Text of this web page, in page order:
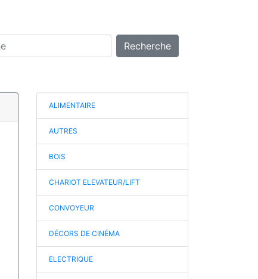
Recherche
ALIMENTAIRE
AUTRES
BOIS
CHARIOT ELEVATEUR/LIFT
CONVOYEUR
DÉCORS DE CINÉMA
ELECTRIQUE